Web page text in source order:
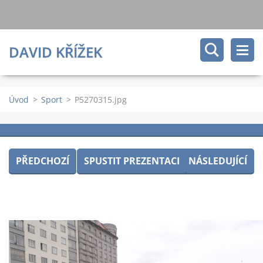
DAVID KŘÍŽEK
Úvod > Sport > P5270315.jpg
PŘEDCHOZÍ SPUSTIT PREZENTACI NÁSLEDUJÍCÍ